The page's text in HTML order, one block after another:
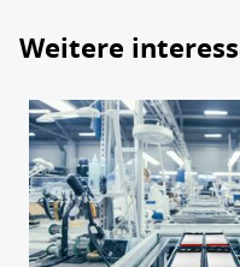
Weitere